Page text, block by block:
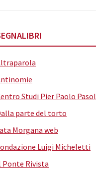
Studi Pier Paolo
parte del torto
Morgana web
Luigi Micheletti
Ponte Rivista